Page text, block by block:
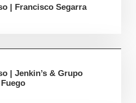
| Francisco Segarra
| Jenkin’s & Grupo